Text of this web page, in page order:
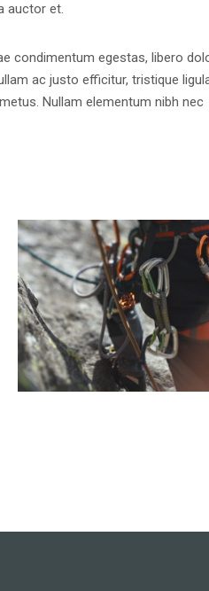
auctor et.
condimentum egestas, libero
ac justo efficitur, tristique
Nullam elementum nibh nec